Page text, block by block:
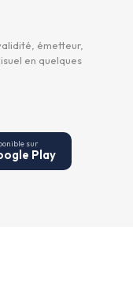
émetteur,
en quelques
sur
Play